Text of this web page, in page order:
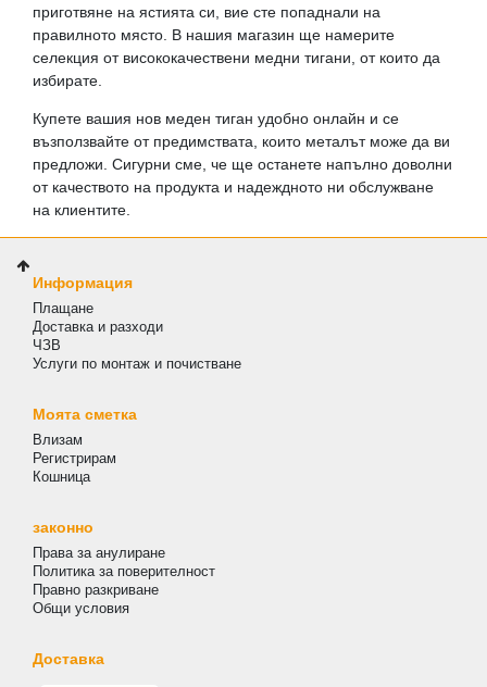
приготвяне на ястията си, вие сте попаднали на
правилното място. В нашия магазин ще намерите
селекция от висококачествени медни тигани, от които да
избирате.
Купете вашия нов меден тиган удобно онлайн и се
възползвайте от предимствата, които металът може да ви
предложи. Сигурни сме, че ще останете напълно доволни
от качеството на продукта и надеждното ни обслужване
на клиентите.
Информация
Плащане
Доставка и разходи
ЧЗВ
Услуги по монтаж и почистване
Моята сметка
Влизам
Регистрирам
Кошница
законно
Права за анулиране
Политика за поверителност
Правно разкриване
Общи условия
Доставка